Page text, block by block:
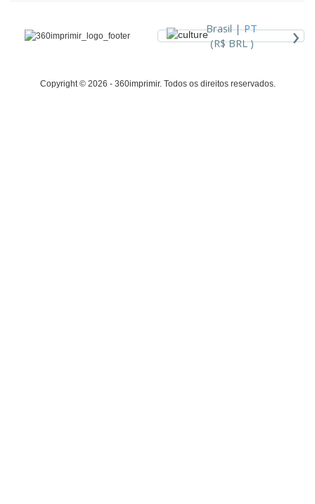
Brasil |PT
(R$ BRL )
›
Copyright © 2026 - 360imprimir. Todos os direitos reservados.